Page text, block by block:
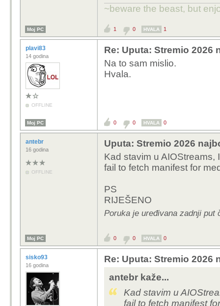
~beware the beast, but
Moj PC 1 0 HVALA 1
plavi83
14 godina
OFFLINE
Re: Uputa: Stremio 2026
Na to sam mislio.
Hvala.
Moj PC 0 0 HVALA 0
antebr
16 godina
OFFLINE
Uputa: Stremio 2026
Kad stavim u
fail to fetch manifest for
PS
RIJEŠENO
Poruka je uređivana zadnji put
Moj PC 0 0 HVALA 0
sisko93
16 godina
Re: Uputa: Stremio 2026
antebr kaže...
Kad stavim u
fail to fetch manifest